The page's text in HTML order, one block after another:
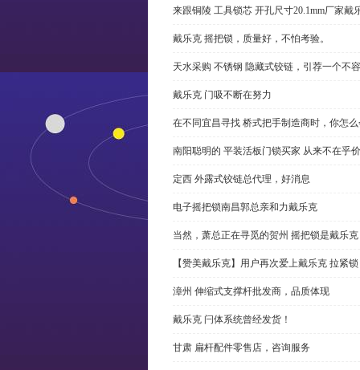
来跟铜陵 工具锁芯 开孔尺寸20.1mm厂家
戴乐克 摇把锁，质量好，不怕考验。
天水采购 不锈钢 隐藏式铰链，引荐一个不
戴乐克 门吸不断在努力
在不同宜昌寻找 桥式把手制造商时，你怎
南阳聪明的 平装活板门锁买家 从来不在乎
定西 外露式铰链总代理，好消息
电子摇把锁南昌郭总亲和力戴乐克
当然，萧总正在寻觅的贺州 摇把锁是戴乐克
【赞美戴乐克】用户再次爱上戴乐克 拉紧锁
漳州 伸缩式支撑杆批发商，品质体现
戴乐克 闩体系统曾经发货！
甘肃 扁杆配件零售店，咨询服务